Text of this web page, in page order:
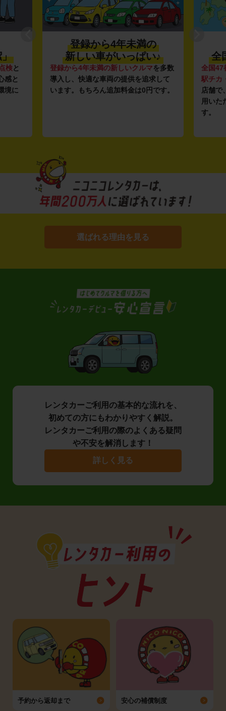
」
検と
感と
境に
登録から4年未満の
新しい車がいっぱい♪
登録から4年未満の新しいクルマを多数
導入し、快適な車両の提供を追求して
います。もちろん追加料金は0円です。
全
全国47
駅チカ
店舗で
用いた
す。
選ばれる理由を見る
レンタカーご利用の基本的な流れを、
初めての方にもわかりやすく解説。
レンタカーご利用の際のよくある疑問
や不安を解消します！
詳しく見る
予約から返却まで 安心の補償制度